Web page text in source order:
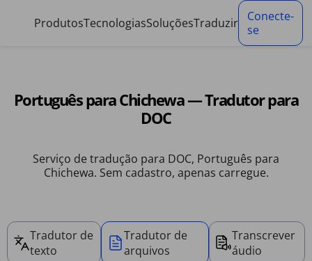
ProdutosTecnologiasSoluçõesTraduzir
Conecte-
se
Português para Chichewa — Tradutor para
DOC
Serviço de tradução para DOC, Português para
Chichewa. Sem cadastro, apenas carregue.
Tradutor de
texto
Tradutor de
arquivos
Transcrever
áudio